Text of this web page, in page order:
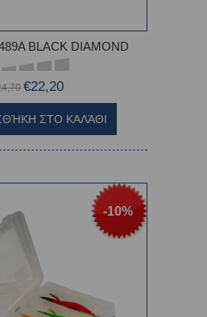
BLACK DIAMOND
€22,20
-10%